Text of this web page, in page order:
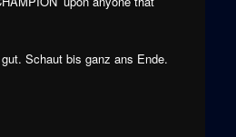
Schaut bis ganz ans Ende.